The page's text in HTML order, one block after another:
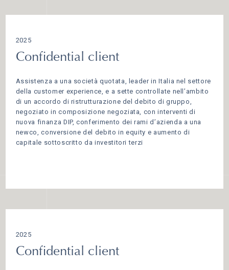
2025
Confidential client
Assistenza a una società quotata, leader in Italia nel settore
della customer experience, e a sette controllate nell’ambito
di un accordo di ristrutturazione del debito di gruppo,
negoziato in composizione negoziata, con interventi di
nuova finanza DIP, conferimento dei rami d’azienda a una
newco, conversione del debito in equity e aumento di
capitale sottoscritto da investitori terzi
2025
Confidential client